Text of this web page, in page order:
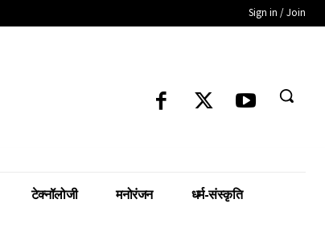
Sign in / Join
टेक्नॉलोजी मनोरंजन धर्म-संस्कृति